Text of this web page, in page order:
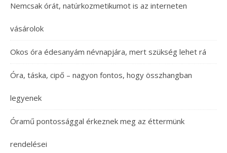
Nemcsak órát, natúrkozmetikumot is az interneten
vásárolok
Okos óra édesanyám névnapjára, mert szükség lehet rá
Óra, táska, cipő – nagyon fontos, hogy összhangban
legyenek
Óramű pontossággal érkeznek meg az éttermünk
rendelései